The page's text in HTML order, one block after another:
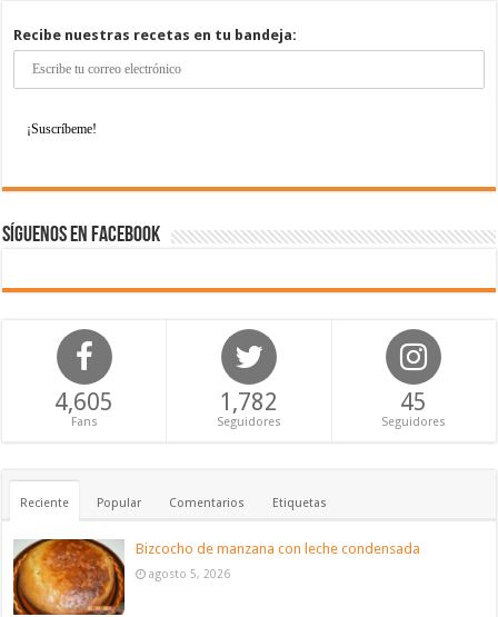
Recibe nuestras recetas en tu bandeja:
Síguenos en Facebook
4,605
Fans
1,782
Seguidores
45
Seguidores
Reciente Popular Comentarios Etiquetas
Bizcocho de manzana con leche condensada
agosto 5, 2026